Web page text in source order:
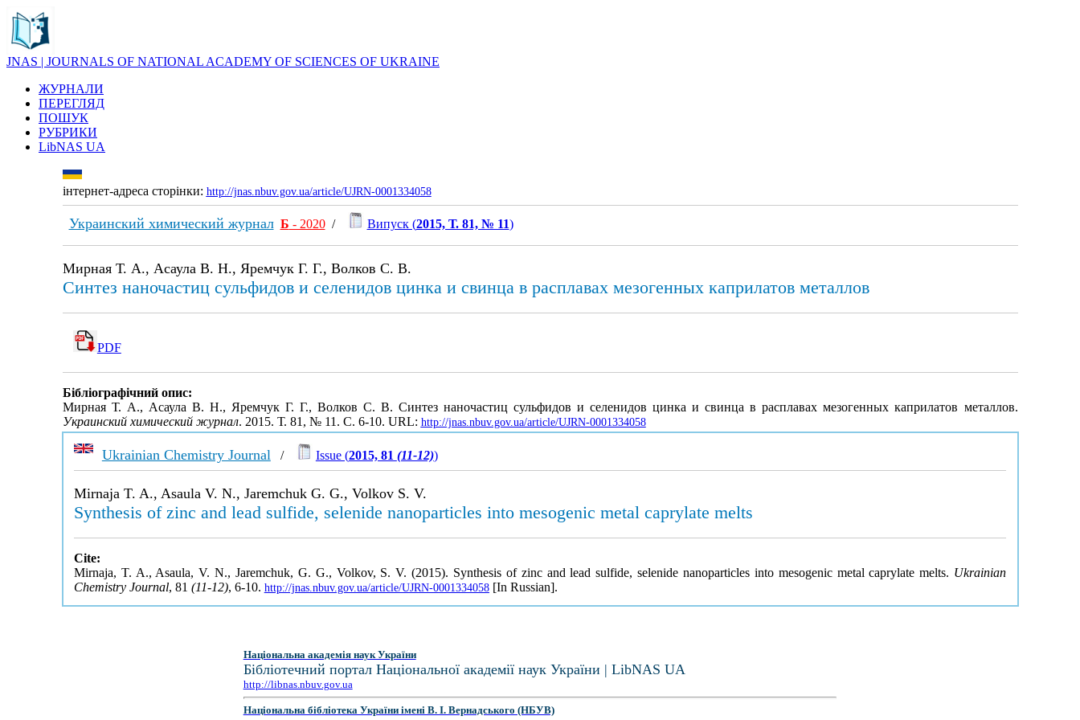
JNAS | JOURNALS OF NATIONAL ACADEMY OF SCIENCES OF UKRAINE
ЖУРНАЛИ
ПЕРЕГЛЯД
ПОШУК
РУБРИКИ
LibNAS UA
інтернет-адреса сторінки: http://jnas.nbuv.gov.ua/article/UJRN-0001334058
Украинский химический журнал Б - 2020/ Випуск (2015, Т. 81, № 11)
Мирная Т. А., Асаула В. Н., Яремчук Г. Г., Волков С. В.
Синтез наночастиц сульфидов и селенидов цинка и свинца в расплавах мезогенных каприлатов металлов
PDF
Бібліографічний опис:
Мирная Т. А., Асаула В. Н., Яремчук Г. Г., Волков С. В. Синтез наночастиц сульфидов и селенидов цинка и свинца в расплавах мезогенных каприлатов металлов.
Украинский химический журнал. 2015. Т. 81, № 11. С. 6-10. URL: http://jnas.nbuv.gov.ua/article/UJRN-0001334058
Ukrainian Chemistry Journal / Issue (2015, 81 (11-12))
Mirnaja T. A., Asaula V. N., Jaremchuk G. G., Volkov S. V.
Synthesis of zinc and lead sulfide, selenide nanoparticles into mesogenic metal caprylate melts
Cite:
Mirnaja, T. A., Asaula, V. N., Jaremchuk, G. G., Volkov, S. V. (2015). Synthesis of zinc and lead sulfide, selenide nanoparticles into mesogenic metal caprylate melts. Ukrainian
Chemistry Journal, 81 (11-12), 6-10. http://jnas.nbuv.gov.ua/article/UJRN-0001334058[In Russian].
Національна академія наук України
Бібліотечний портал Національної академії наук України | LibNAS UA
http://libnas.nbuv.gov.ua
Національна бібліотека України імені В. І. Вернадського (НБУВ)